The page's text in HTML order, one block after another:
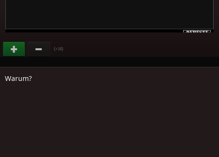
(+18)
Warum?